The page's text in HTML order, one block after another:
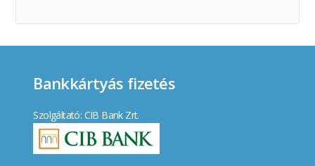
Bankkártyás fizetés
Szolgáltató: CIB Bank Zrt.